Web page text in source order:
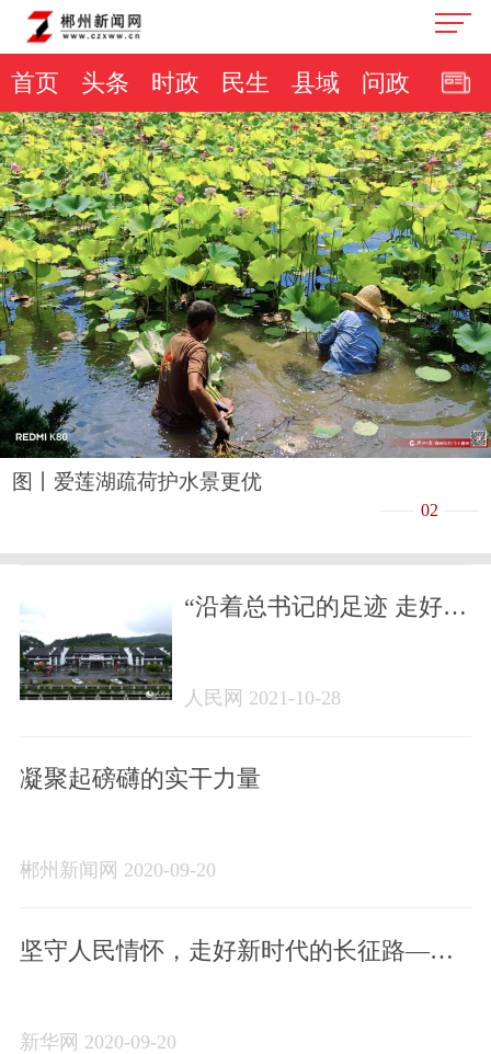
首页 头条 时政 民生 县域 问政
图丨爱莲湖疏荷护水景更优
02
“沿着总书记的足迹 走好新
如今更暖后来人
人民网 2021-10-28
凝聚起磅礴的实干力量
郴州新闻网 2020-09-20
坚守人民情怀，走好新时代的长征路——
新华网 2020-09-20